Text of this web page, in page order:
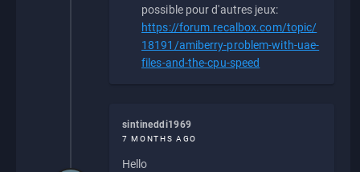
possible pour d'autres jeux:
https://forum.recalbox.com/topic/
18191/amiberry-problem-with-uae-
files-and-the-cpu-speed
sintineddi1969
7 MONTHS AGO
Hello